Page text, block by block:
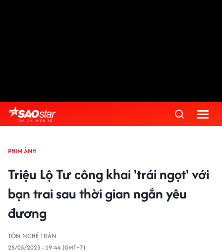
PHIM ẢNH
Triệu Lộ Tư công khai 'trái ngọt' với
bạn trai sau thời gian ngắn yêu
đương
TÔN NGHỆ TRÂN
25/05/2023 - 19:44 (GMT+7)